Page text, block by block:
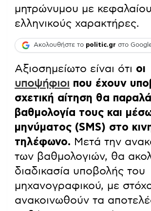
μητρώνυμου με
ελληνικούς χαρακτήρες.
Ακολουθήστε το politic.gr στο
Αξιοσημείωτο είναι ότι οι
υποψήφιοι που έχουν
σχετική αίτηση θα
βαθμολογία τους και
μηνύματος (SMS) στο
τηλέφωνο. Μετά την
των βαθμολογιών, θα
διαδικασία υποβολής του
μηχανογραφικού, με
ανακοινωθούν τα